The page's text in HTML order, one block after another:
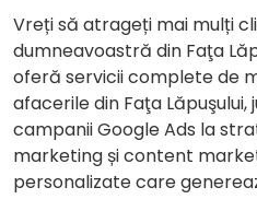
Vreți să atrageți mai mulți
dumneavoastră din Faţa
oferă servicii complete de
afacerile din Faţa Lăpuşului,
campanii Google Ads la
marketing și content
personalizate care